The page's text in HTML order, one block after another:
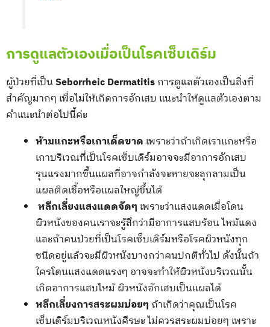
การดูแลตัวเองเมื่อเป็นโรคเซ็บเดิร์ม
ผู้ป่วยที่เป็นSeborrheic Dermatitisการดูแลตัวเองเป็นสิ่งที่
สำคัญมากๆ เพื่อไม่ให้เกิดการอักเสบ แนะนำให้ดูแลตัวเองตาม
คำแนะนำต่อไปนี้ค่ะ
ห้ามแกะหรือเกาเด็ดขาด เพราะว่าถ้าเกิดเราแกะหรือ
เกาบริเวณที่เป็นโรคเซ็บเดิร์มอาจจะมีอาการอักเสบ
รุนแรงมากขึ้นแผลที่อาจกำลังจะหายจะลุกลามเป็น
แผลติดเชื้อหรือแผลใหญ่ขึ้นได้
หลีกเลี่ยงแสงแดดจัดๆ เพราะว่าแสงแดดเมื่อโดน
ผิวหนังของคนเราจะรู้สึกว่ามีอาการแสบร้อน ไหม้แดง
และถ้าคนป่วยที่เป็นโรคเซ็บเดิร์มหรือโรคผิวหนังทุก
ชนิดอยู่แล้วจะมีผิวหนังบางกว่าคนปกติทั่วไป ดังนั้นถ้า
ใครโดนแสงแดดแรงๆ อาจจะทำให้ผิวหนังบริเวณนั้น
เกิดอาการแสบไหม้ ผิวหนังอักเสบเป็นแผลได้
หลีกเลี่ยงการสระผมบ่อยๆ ถ้าเกิดว่าคุณเป็นโรค
เซ็บเดิร์มบริเวณหนังศีรษะ ไม่ควรสระผมบ่อยๆ เพราะ